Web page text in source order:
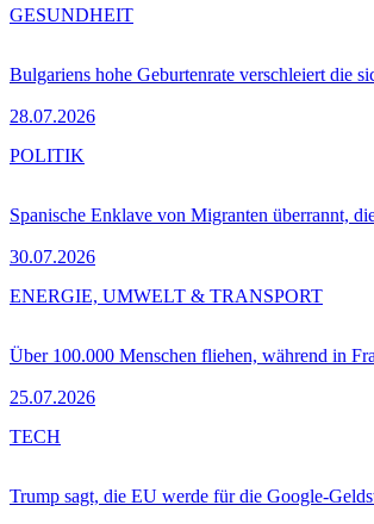
Bulgariens hohe Geburtenrate verschleiert die
28.07.2026
GESUNDHEIT
Spanische Enklave von Migranten überrannt,
30.07.2026
POLITIK
Über 100.000 Menschen fliehen, während in
25.07.2026
ENERGIE, UMWELT & TRANSPORT
Trump sagt, die EU werde für die Google-
TECH